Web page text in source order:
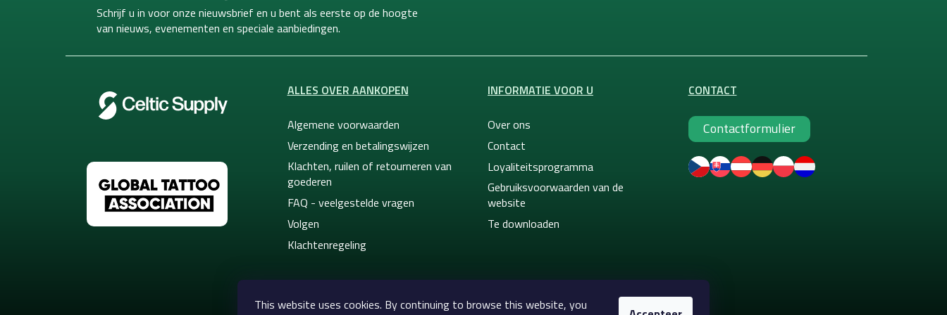
This website uses cookies. By continuing to browse this website, you
Schrijf u in voor onze nieuwsbrief en u bent als eerste op de hoogte
van nieuws, evenementen en speciale aanbiedingen.
ALLES OVER AANKOPEN
Algemene voorwaarden
Verzending en betalingswijzen
Klachten, ruilen of retourneren van
goederen
FAQ - veelgestelde vragen
Volgen
Klachtenregeling
INFORMATIE VOOR U
Over ons
Contact
Loyaliteitsprogramma
Gebruiksvoorwaarden van de
website
Te downloaden
CONTACT
Contactformulier